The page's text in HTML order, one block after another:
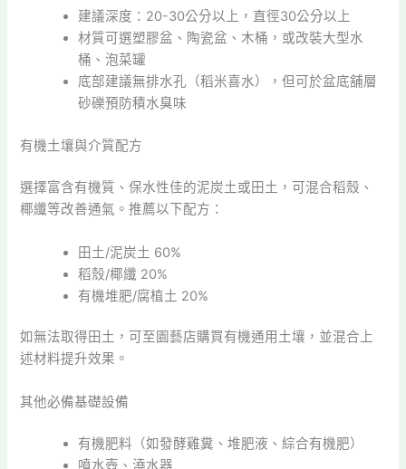
建議深度：20-30公分以上，直徑30公分以上
材質可選塑膠盆、陶瓷盆、木桶，或改裝大型水
桶、泡菜罐
底部建議無排水孔（稻米喜水），但可於盆底舖層
砂礫預防積水臭味
有機土壤與介質配方
選擇富含有機質、保水性佳的泥炭土或田土，可混合稻殼、
椰纖等改善通氣。推薦以下配方：
田土/泥炭土 60%
稻殼/椰纖 20%
有機堆肥/腐植土 20%
如無法取得田土，可至園藝店購買有機通用土壤，並混合上
述材料提升效果。
其他必備基礎設備
有機肥料（如發酵雞糞、堆肥液、綜合有機肥）
噴水壺、澆水器